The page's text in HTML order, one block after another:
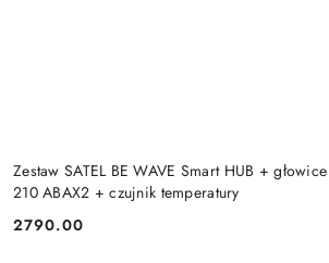
Zestaw SATEL BE WAVE Smart HUB +
210 ABAX2 + czujnik temperatury
Cena:
2790.00